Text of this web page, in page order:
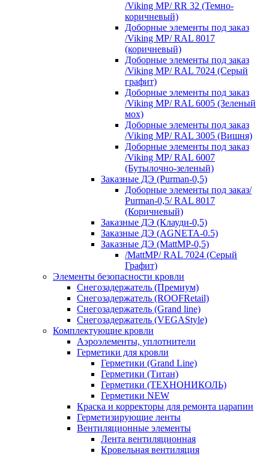
/Viking MP/ RR 32 (Темно-
коричневый)
Доборные элементы под заказ
/Viking MP/ RAL 8017
(коричневый)
Доборные элементы под заказ
/Viking MP/ RAL 7024 (Серый
графит)
Доборные элементы под заказ
/Viking MP/ RAL 6005 (Зеленый
мох)
Доборные элементы под заказ
/Viking MP/ RAL 3005 (Вишня)
Доборные элементы под заказ
/Viking MP/ RAL 6007
(Бутылочно-зеленый)
Заказные ДЭ (Purman-0,5)
Доборные элементы под заказ/
Purman-0,5/ RAL 8017
(Коричневый)
Заказные ДЭ (Клауди-0,5)
Заказные ДЭ (AGNETA-0.5)
Заказные ДЭ (MattMP-0,5)
/MattMP/ RAL 7024 (Серый
Графит)
Элементы безопасности кровли
Снегозадержатель (Премиум)
Снегозадержатель (ROOFRetail)
Снегозадержатель (Grand line)
Снегозадержатель (VEGAStyle)
Комплектующие кровли
Аэроэлементы, уплотнители
Герметики для кровли
Герметики (Grand Line)
Герметики (Титан)
Герметики (ТЕХНОНИКОЛЬ)
Герметики NEW
Краска и корректоры для ремонта царапин
Герметизирующие ленты
Вентиляционные элементы
Лента вентиляционная
Кровельная вентиляция